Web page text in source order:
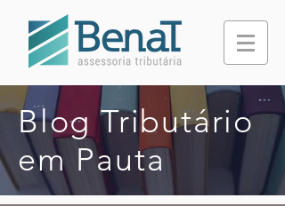
Blog Tributário
em Pauta